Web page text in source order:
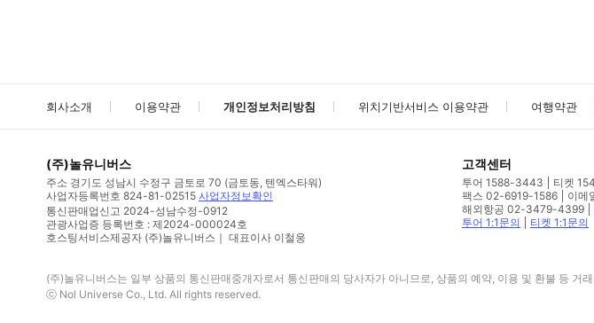
회사소개 이용약관 개인정보처리방침 위치기반서비스 이용약관 여행약관
(주)놀유니버스
주소 경기도 성남시 수정구 금토로 70 (금토동, 텐엑스타워)
사업자등록번호 824-81-02515 사업자정보확인
통신판매업신고 2024-성남수정-0912
관광사업증 등록번호 : 제2024-000024호
호스팅서비스제공자 (주)놀유니버스｜ 대표이사 이철웅
고객센터
투어 1588-3443
티켓
팩스 02-6919-1586
이메
해외항공 02-3479-4399
투어 1:1문의
티켓 1:1문의
(주)놀유니버스는 일부 상품의 통신판매중개자로서 통신판매의 당사자가 아니므로, 상품의 예약, 이용 및 환불 등 거
ⓒ Nol Universe Co., Ltd. All rights reserved.